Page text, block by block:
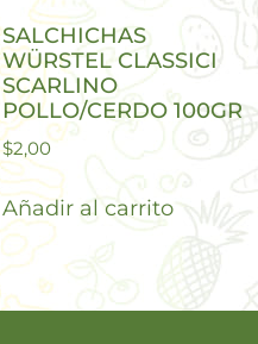
SALCHICHAS
WÜRSTEL CLASSICI
SCARLINO
POLLO/CERDO 100GR
$2,00
Añadir al carrito